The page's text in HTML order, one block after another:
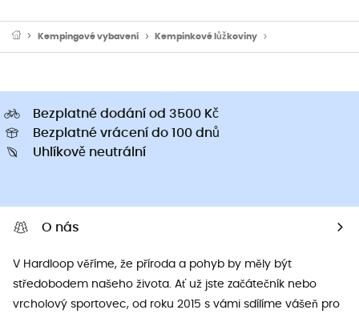
Kempingové vybavení Kempinkové lůžkoviny
Bezplatné dodání od 3500 Kč
Bezplatné vrácení do 100 dnů
Uhlíkově neutrální
O nás
V Hardloop věříme, že příroda a pohyb by měly být
středobodem našeho života. Ať už jste začátečník nebo
vrcholový sportovec, od roku 2015 s vámi sdílíme vášeň pro